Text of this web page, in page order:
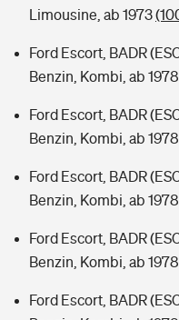
Limousine, ab 1973
Ford Escort, BADR
Benzin, Kombi, ab 1978
Ford Escort, BADR
Benzin, Kombi, ab 1978
Ford Escort, BADR
Benzin, Kombi, ab 1978
Ford Escort, BADR
Benzin, Kombi, ab 1978
Ford Escort, BADR